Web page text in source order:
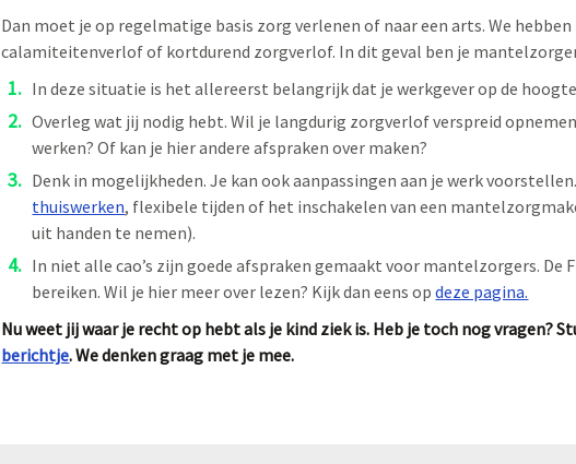
Dan moet je op regelmatige basis zorg verlenen of naar een arts. We
calamiteitenverlof of kortdurend zorgverlof. In dit geval ben je
In deze situatie is het allereerst belangrijk dat je werkgever op de
Overleg wat jij nodig hebt. Wil je langdurig zorgverlof verspreid
werken? Of kan je hier andere afspraken over maken?
Denk in mogelijkheden. Je kan ook aanpassingen aan je werk
thuiswerken, flexibele tijden of het inschakelen van een
uit handen te nemen).
In niet alle cao’s zijn goede afspraken gemaakt voor mantelzorgers. De
bereiken. Wil je hier meer over lezen? Kijk dan eens opdeze pagina.
Nu weet jij waar je recht op hebt als je kind ziek is. Heb je toch nog vragen?
berichtje. We denken graag met je mee.